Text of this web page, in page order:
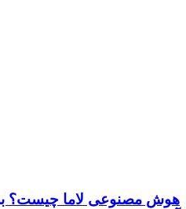
مصنوعی لاما چیست؟ بررسی